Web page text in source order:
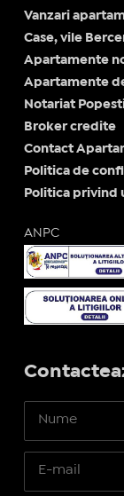
Vanzari
Case, vile
Apartamente
Apartamente
Notariat
Broker credite
Contact
Politica de
Politica privind
ANPC